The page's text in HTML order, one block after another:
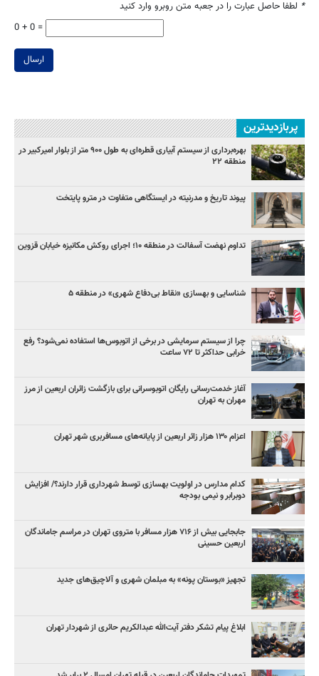
* لطفا حاصل عبارت را در جعبه متن روبرو وارد کنید
0 + 0 =
ارسال
پربازدیدترین
بهره‌برداری از سیستم آبیاری قطره‌ای به طول ۹۰۰ متر از بلوار امیرکبیر در
منطقه ۲۲
پیوند تاریخ و مدرنیته در ایستگاهی متفاوت در مترو پایتخت
تداوم نهضت آسفالت در منطقه ۱۰؛ اجرای روکش مکانیزه خیابان قزوین
شناسایی و بهسازی «نقاط بی‌دفاع شهری» در منطقه ۵
چرا از سیستم سرمایشی در برخی از اتوبوس‌ها استفاده نمی‌شود؟ رفع
خرابی حداکثر تا ۷۲ ساعت
آغاز خدمت‌رسانی رایگان اتوبوسرانی برای بازگشت زائران اربعین از مرز
مهران به تهران
اعزام ۱۳۰ هزار زائر اربعین از پایانه‌های مسافربری شهر تهران
کدام مدارس در اولویت بهسازی توسط شهرداری قرار دارند؟/ افزایش
دوبرابر و نیمی بودجه
جابجایی بیش از ۷۱۶ هزار مسافر با متروی تهران در مراسم جاماندگان
اربعین حسینی
تجهیز «بوستان پونه» به مبلمان شهری و آلاچیق‌های جدید
ابلاغ پیام تشکر دفتر آیت‌الله عبدالکریم حائری از شهردار تهران